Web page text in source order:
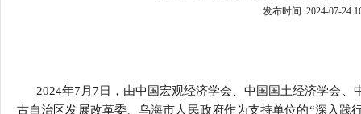
发布时间: 2024-07-24
2024年7月7日，由中国宏观经济学会、中国国土经济学会、
古自治区发展改革委、乌海市人民政府作为支持单位的“深入